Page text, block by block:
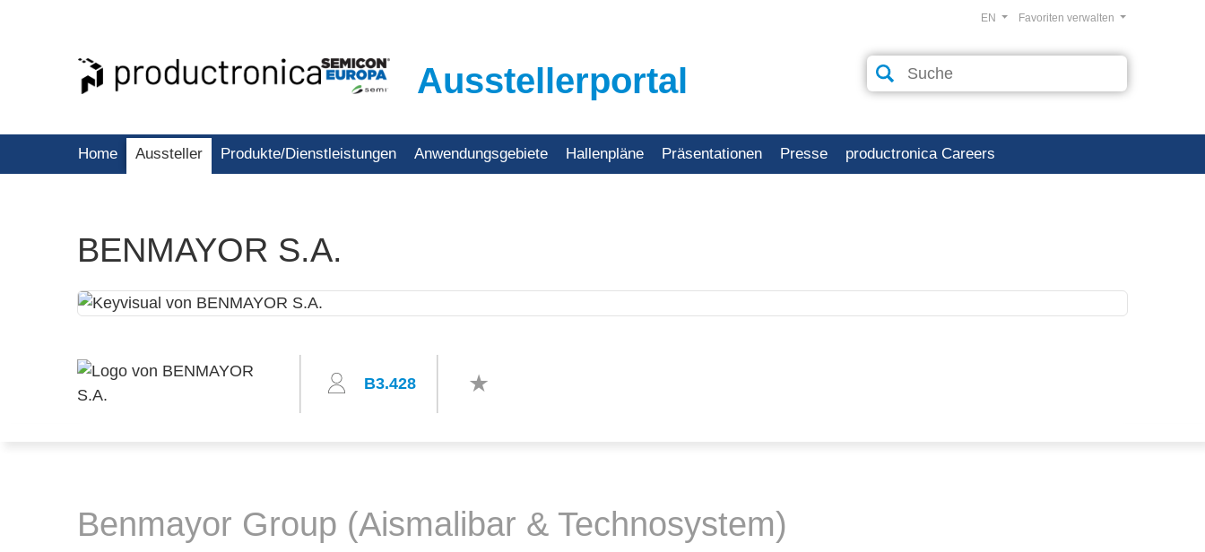
Ausstellerportal
Favoriten verwalten
EN
Home Aussteller Produkte/Dienstleistungen Anwendungsgebiete Hallenpläne Präsentationen Presse productronica Careers
BENMAYOR S.A.
B3.428
Benmayor Group (Aismalibar & Technosystem)